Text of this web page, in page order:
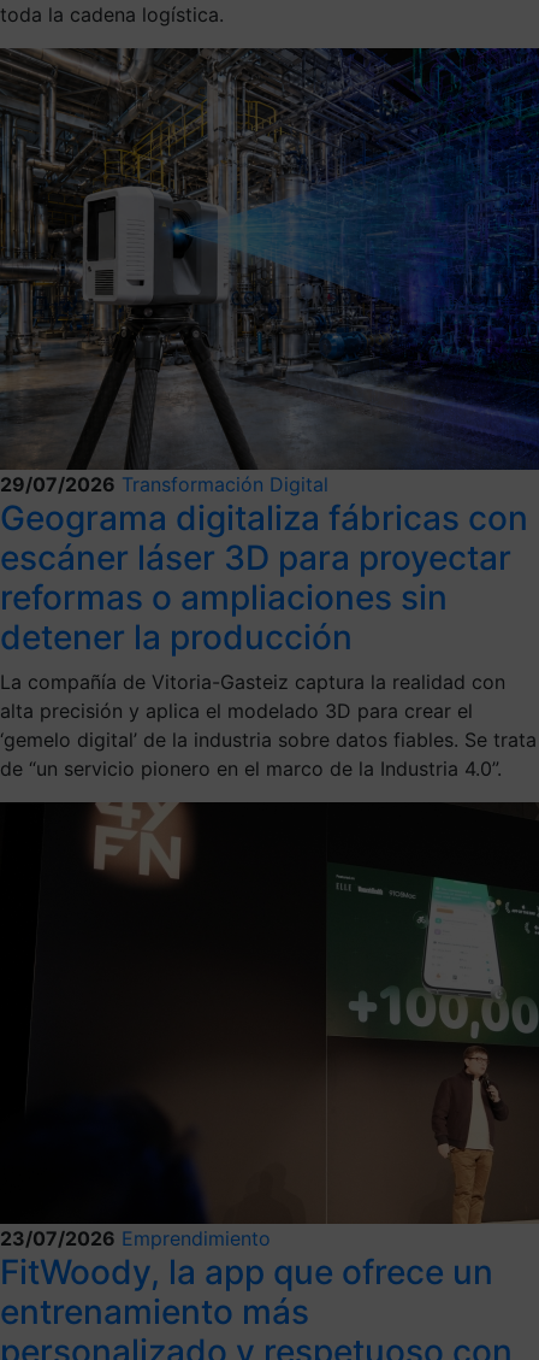
toda la cadena logística.
29/07/2026 Transformación Digital
Geograma digitaliza fábricas con
escáner láser 3D para proyectar
reformas o ampliaciones sin
detener la producción
La compañía de Vitoria-Gasteiz captura la realidad con
alta precisión y aplica el modelado 3D para crear el
‘gemelo digital’ de la industria sobre datos fiables. Se trata
de “un servicio pionero en el marco de la Industria 4.0”.
23/07/2026 Emprendimiento
FitWoody, la app que ofrece un
entrenamiento más
personalizado y respetuoso con